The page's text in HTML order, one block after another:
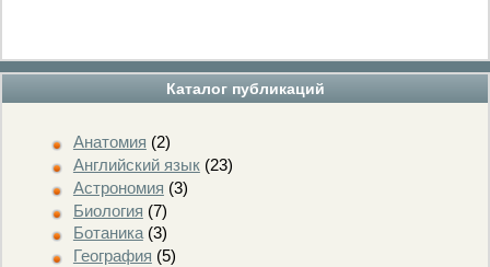
Каталог публикаций
Анатомия (2)
Английский язык(23)
Астрономия (3)
Биология (7)
Ботаника(3)
География (5)